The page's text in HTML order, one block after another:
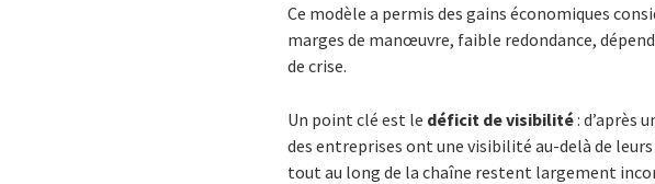
Ce modèle a permis des gains économiques
marges de manœuvre, faible redondance,
de crise.
Un point clé est le déficit de visibilité: d’après
des entreprises ont une visibilité au-delà de
tout au long de la chaîne restent largement